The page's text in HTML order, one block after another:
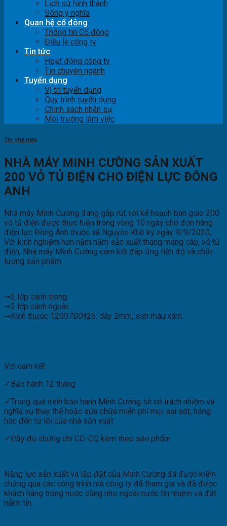
Lịch sử hình thành
Sống ý nghĩa
Quan hệ cổ đông
Thông tin Cổ đông
Điều lệ công ty
Tin tức
Hoạt động công ty
Tin chuyên ngành
Tuyển dụng
Vị trí tuyển dụng
Quy trình tuyển dụng
Chính sách nhân sự
Môi trường làm việc
Tin nhà máy
NHÀ MÁY MINH CƯỜNG SẢN XUẤT
200 VỎ TỦ ĐIỆN CHO ĐIỆN LỰC ĐÔNG
ANH
Nhà máy Minh Cường đang gấp rút với kế hoạch bàn giao 200
vỏ tủ điện được thực hiên trong vòng 10 ngày cho đơn hàng
điện lực Đông Anh thuộc xã Nguyên Khê ký ngày 9/9/2020,
Với kinh nghiệm hơn năm năm sản xuất thang máng cáp, vỏ tủ
điện, Nhà máy Minh Cường cam kết đáp ứng tiến độ và chất
lượng sản phẩm.
➞2 lớp cánh trong.
➞2 lớp cánh ngoài.
➞Kích thước 1200700425, dày 2mm, sơn màu xám.
Với cam kết:
✓Bảo hành 12 tháng
✓Trong quá trình bảo hành Minh Cường sẽ có trách nhiệm và
nghĩa vụ thay thế hoặc sửa chữa miễn phí mọi sai sót, hỏng
hóc đến từ lỗi của nhà sản xuất
✓Đầy đủ chứng chỉ CO-CQ kèm theo sản phẩm
Năng lực sản xuất và lắp đặt của Minh Cường đã được kiểm
chứng qua các công trình mà công ty đã tham gia và đã được
khách hàng trong nước cũng như ngoài nước tín nhiệm và đặt
niềm tin.